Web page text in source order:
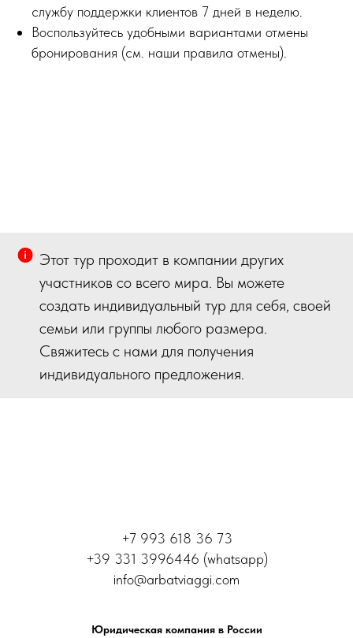
службу поддержки клиентов 7 дней в неделю.
Воспользуйтесь удобными вариантами отмены
бронирования (см. наши правила отмены).
Этот тур проходит в компании других
участников со всего мира. Вы можете
создать индивидуальный тур для себя, своей
семьи или группы любого размера.
Свяжитесь с нами для получения
индивидуального предложения.
+7 993 618 36 73
+39 331 3996446 (whatsapp)
info@arbatviaggi.com
Юридическая компания в России